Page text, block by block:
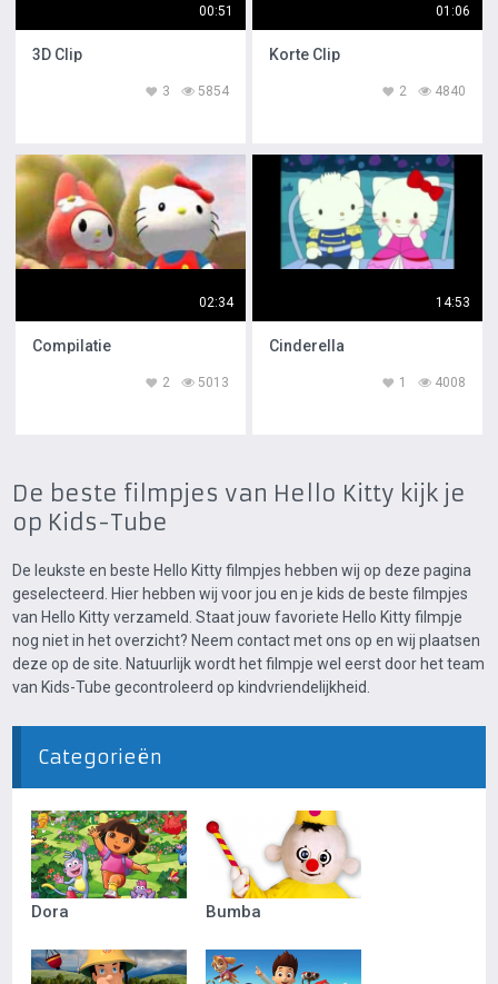
00:51
3D Clip
5854
3
01:06
Korte Clip
4840
2
02:34
Compilatie
5013
2
14:53
Cinderella
4008
1
De beste filmpjes van Hello Kitty kijk je
op Kids-Tube
De leukste en beste Hello Kitty filmpjes hebben wij op deze pagina
geselecteerd. Hier hebben wij voor jou en je kids de beste filmpjes
van Hello Kitty verzameld. Staat jouw favoriete Hello Kitty filmpje
nog niet in het overzicht? Neem contact met ons op en wij plaatsen
deze op de site. Natuurlijk wordt het filmpje wel eerst door het team
van Kids-Tube gecontroleerd op kindvriendelijkheid.
Categorieën
Dora Bumba